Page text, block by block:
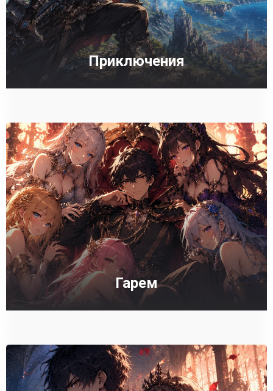
Приключения
Гарем